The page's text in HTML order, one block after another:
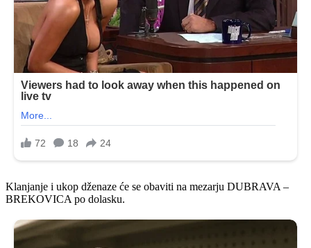
Klanjanje i ukop dženaze će se obaviti na mezarju DUBRAVA –
BREKOVICA po dolasku.